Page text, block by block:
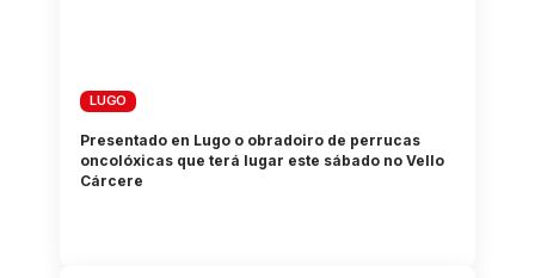
LUGO
Presentado en Lugo o obradoiro de perrucas
oncolóxicas que terá lugar este sábado no Vello
Cárcere